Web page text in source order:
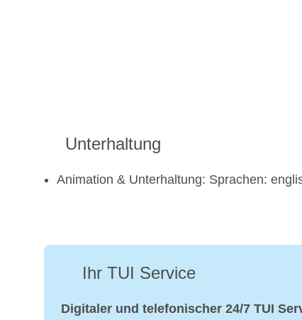
Unterhaltung
Animation & Unterhaltung: Sprachen:
Ihr TUI Service
Digitaler und telefonischer 24/7 TUI